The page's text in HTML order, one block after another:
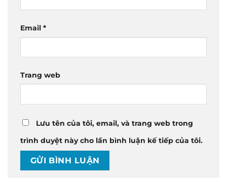
Email *
Trang web
Lưu tên của tôi, email, và trang web trong
trình duyệt này cho lần bình luận kế tiếp của tôi.